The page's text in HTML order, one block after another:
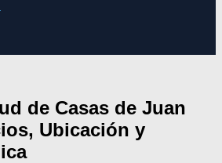
de Casas de Juan
Ubicación y